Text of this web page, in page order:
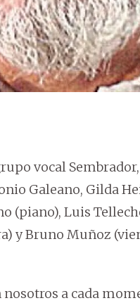
vocal
Galeano, Gilda
(piano), Luis
y Bruno Muñoz
a cada